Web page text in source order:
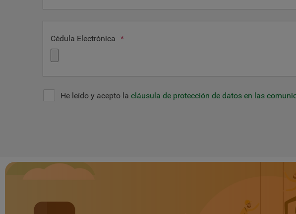
Cédula Electrónica *
He leído y acepto la cláusula de protección de datos en las